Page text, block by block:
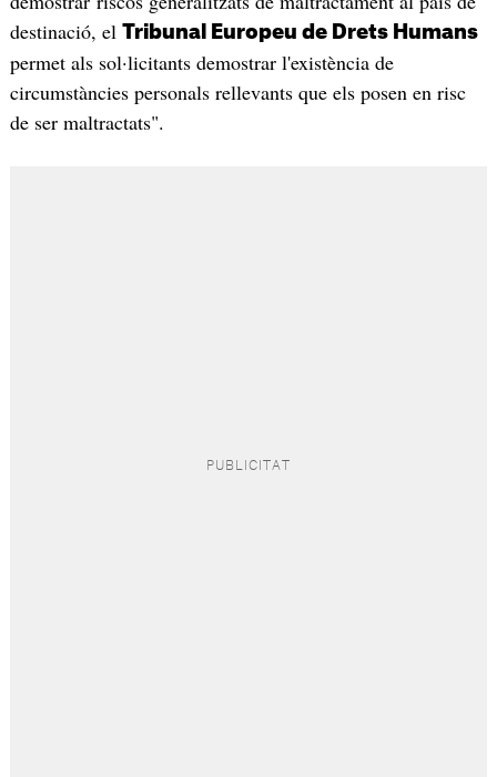
destinació, el Tribunal Europeu de Drets Humans
permet als sol·licitants demostrar l'existència de
circumstàncies personals rellevants que els posen en risc
de ser maltractats".